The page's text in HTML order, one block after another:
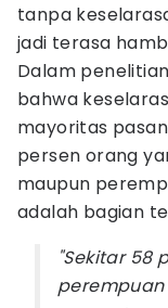
tanpa
jadi terasa
Dalam
bahwa
mayoritas
persen orang
maupun
adalah bagian
"Sekitar 58